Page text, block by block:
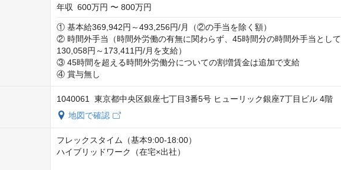
年収 600万円 〜 800万円
① 基本給369,942円～493,256円/月（②の手当を除く額）
② 時間外手当（時間外労働の有無に関わらず、45時間分の時間外手当として
130,058円～173,411円/月を支給）
③ 45時間を超える時間外労働分についての割増賃金は追加で支給
④ 賞与無し
1040061 東京都中央区銀座七丁目3番5号 ヒューリック銀座7丁目ビル 4階
地図で確認
フレックスタイム（基本9:00-18:00）
ハイブリッドワーク（在宅×出社）